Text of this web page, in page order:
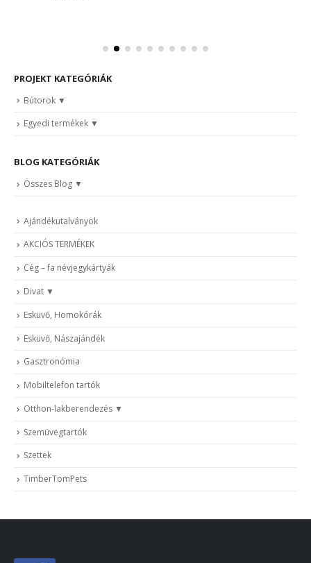
PROJEKT KATEGÓRIÁK
Bútorok
Egyedi termékek
BLOG KATEGÓRIÁK
Összes Blog
Ajándékutalványok
AKCIÓS TERMÉKEK
Cég – fa névjegykártyák
Divat
Esküvő, Homokórák
Esküvő, Nászajándék
Gasztronómia
Mobiltelefon tartók
Otthon-lakberendezés
Szemüvegtartók
Szettek
TimberTomPets